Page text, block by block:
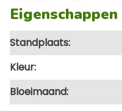
Eigenschappen
Standplaats
Kleur
Bloeimaand